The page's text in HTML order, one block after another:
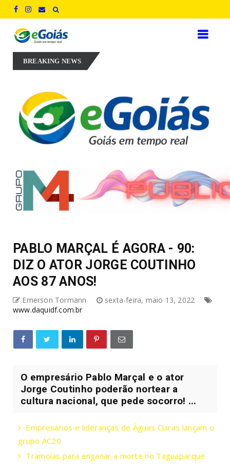
BREAKING NEWS
inovação e geração de empregos para defender novo ciclo de
PABLO MARÇAL É AGORA - 90:
DIZ O ATOR JORGE COUTINHO
AOS 87 ANOS!
Emerson Tormann
sexta-feira, maio 13, 2022
www.daquidf.com.br
O empresário Pablo Marçal e o ator
Jorge Coutinho poderão nortear a
cultura nacional, que pede socorro! ...
Empresários e lideranças de Águas Claras lançam o
grupo AC20
Tramoias para enganar a morte no Taguaparque